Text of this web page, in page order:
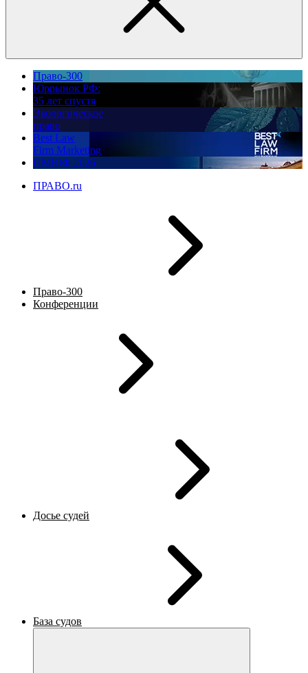
Право-300
Юррынок РФ:
35 лет спустя
Экологическое
право
Best Law
Firm Marketing
ПМЮФ 2026
ПРАВО.ru
Право-300
Конференции
Досье судей
База судов